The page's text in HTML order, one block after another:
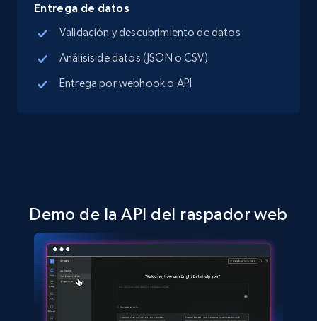
Entrega de datos
Validación y descubrimiento de datos
Análisis de datos (JSON o CSV)
Entrega por webhook o API
Demo de la API del raspador web